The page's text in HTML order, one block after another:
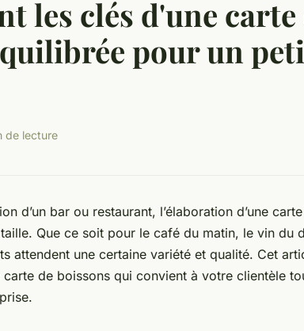
les clés d'une carte
pour un
de lecture
d’un bar ou restaurant, l’élaboration d’une
Que ce soit pour le café du matin, le vin du
attendent une certaine variété et qualité. Cet
de boissons qui convient à votre clientèle